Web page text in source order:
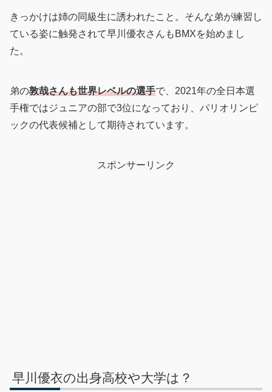
きっかけは姉の同級生に誘われたこと。そんな弟が練習し
ている姿に触発されて早川優衣さんもBMXを始めまし
た。
弟の敦哉さんも世界レベルの選手で、2021年の全日本選
手権ではジュニアの部で3位になっており、パリオリンピ
ックの代表候補として期待されています。
スポンサーリンク
早川優衣の出身高校や大学は？